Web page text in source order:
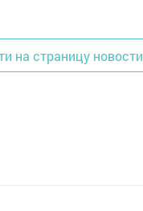
на страницу новости